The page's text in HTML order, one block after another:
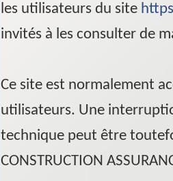
les utilisateurs du site
invités à les consulter de
Ce site est normalement
utilisateurs. Une
technique peut être
CONSTRUCTION